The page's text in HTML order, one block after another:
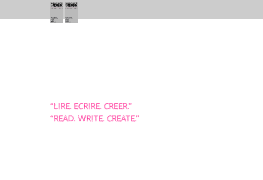
“LIRE. ECRIRE. CREER.”
“READ. WRITE. CREATE.”